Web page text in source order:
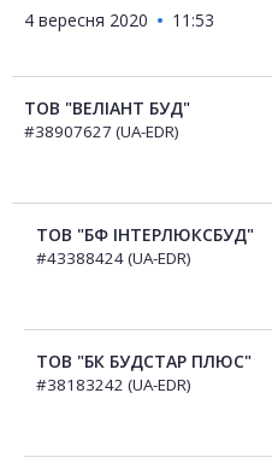
4 вересня 2020
11:53
ТОВ "ВЕЛІАНТ БУД"
#38907627 (UA-EDR)
ТОВ "БФ ІНТЕРЛЮКСБУД"
#43388424 (UA-EDR)
ТОВ "БК БУДСТАР ПЛЮС"
#38183242 (UA-EDR)